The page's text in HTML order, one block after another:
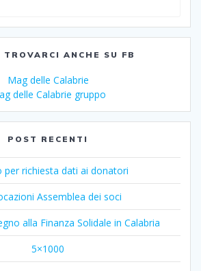
ANCHE SU FB
Mag delle Calabrie
delle Calabrie gruppo
POST RECENTI
per richiesta dati ai donatori
Assemblea dei soci
alla Finanza Solidale in Calabria
5×1000